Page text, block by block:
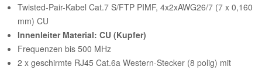
Twisted-Pair-Kabel Cat.7 S/FTP PIMF, 4x2xAWG26/7 (7 x 0,160
mm) CU
Innenleiter Material: CU (Kupfer)
Frequenzen bis 500 MHz
2 x geschirmte RJ45 Cat.6a Western-Stecker (8 polig) mit